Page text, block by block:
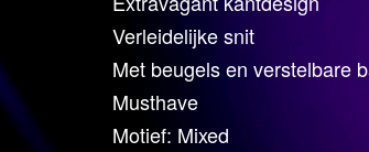
Verleidelijke snit
Met beugels en verstelbare
Musthave
Motief: Mixed